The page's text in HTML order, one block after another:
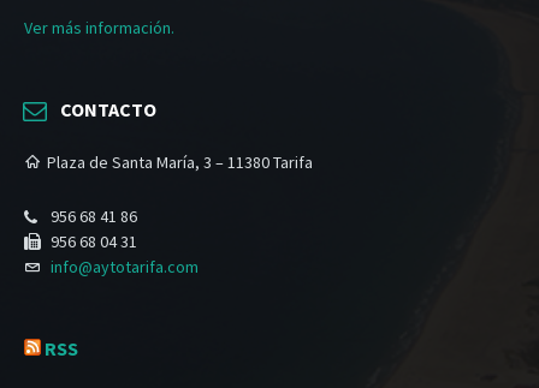
Ver más información.
CONTACTO
Plaza de Santa María, 3 – 11380 Tarifa
956 68 41 86
956 68 04 31
info@aytotarifa.com
RSS